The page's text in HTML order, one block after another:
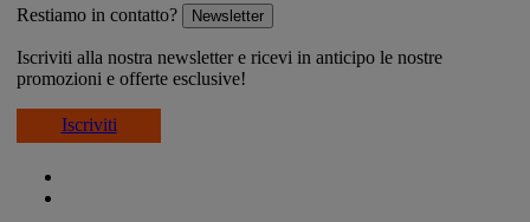
Restiamo in contatto? Newsletter
Iscriviti alla nostra newsletter e ricevi in anticipo le nostre
promozioni e offerte esclusive!
Iscriviti